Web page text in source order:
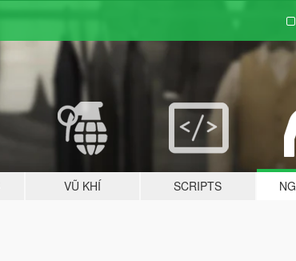
VŨ KHÍ SCRIPTS